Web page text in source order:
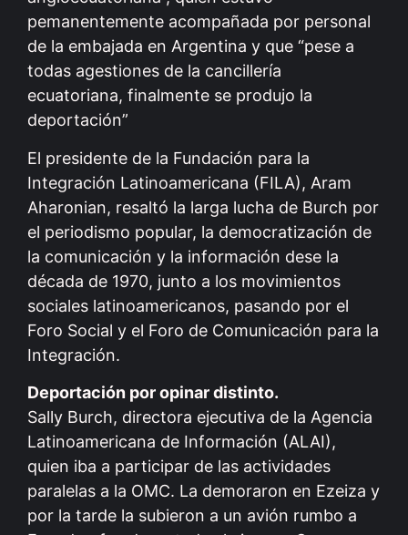
pemanentemente acompañada por personal
de la embajada en Argentina y que “pese a
todas agestiones de la cancillería
ecuatoriana, finalmente se produjo la
deportación”
El presidente de la Fundación para la
Integración Latinoamericana (FILA), Aram
Aharonian, resaltó la larga lucha de Burch por
el periodismo popular, la democratización de
la comunicación y la información dese la
década de 1970, junto a los movimientos
sociales latinoamericanos, pasando por el
Foro Social y el Foro de Comunicación para la
Integración.
Deportación por opinar distinto.
Sally Burch, directora ejecutiva de la Agencia
Latinoamericana de Información (ALAI),
quien iba a participar de las actividades
paralelas a la OMC. La demoraron en Ezeiza y
por la tarde la subieron a un avión rumbo a